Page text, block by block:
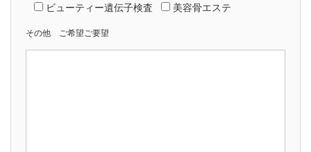
ビューティー遺伝子検査
美容骨エステ
その他 ご希望ご要望